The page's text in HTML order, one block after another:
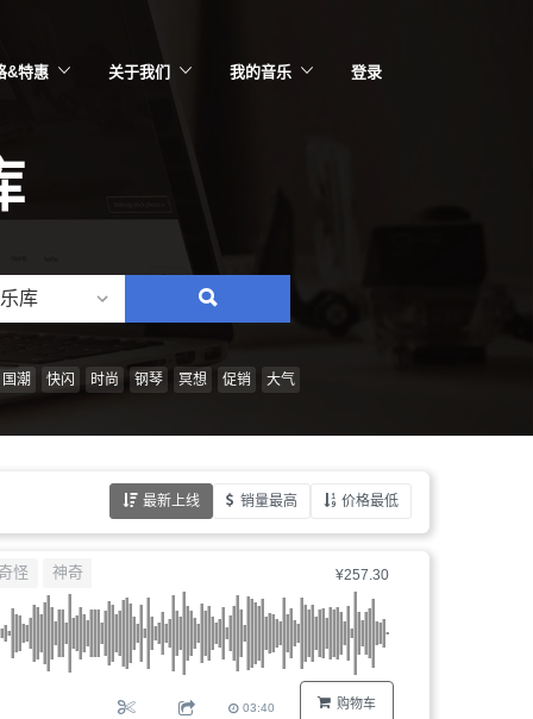
&特惠 关于我们 我的音乐 登录
库
搜
情
风
乐
件
编
国潮 快闪 时尚 钢琴 冥想 促销 大气
最新上线 销量最高 价格最低
¥257.30
购物车
怪 神奇
03:40